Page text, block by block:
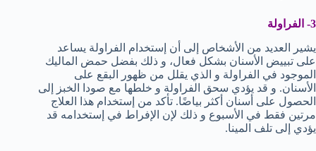
3- الفراولة
يشير العديد من الأشخاص إلى أن إستخدام الفراولة يساعد
على تبييض الأسنان بشكل فعال، و ذلك بفضل حمض الماليك
الموجود في الفراولة و الذي يقلل من ظهور البقع على
الأسنان. و قد يؤدي سحق الفراولة و خلطها مع صودا الخبز إلى
الحصول على أسنان أكثر بياضًا. تأكد من إستخدام هذا العلاج
مرتين فقط في الأسبوع و ذلك لإن الإفراط في إستخدامه قد
يؤدي إلى تلف المينا.